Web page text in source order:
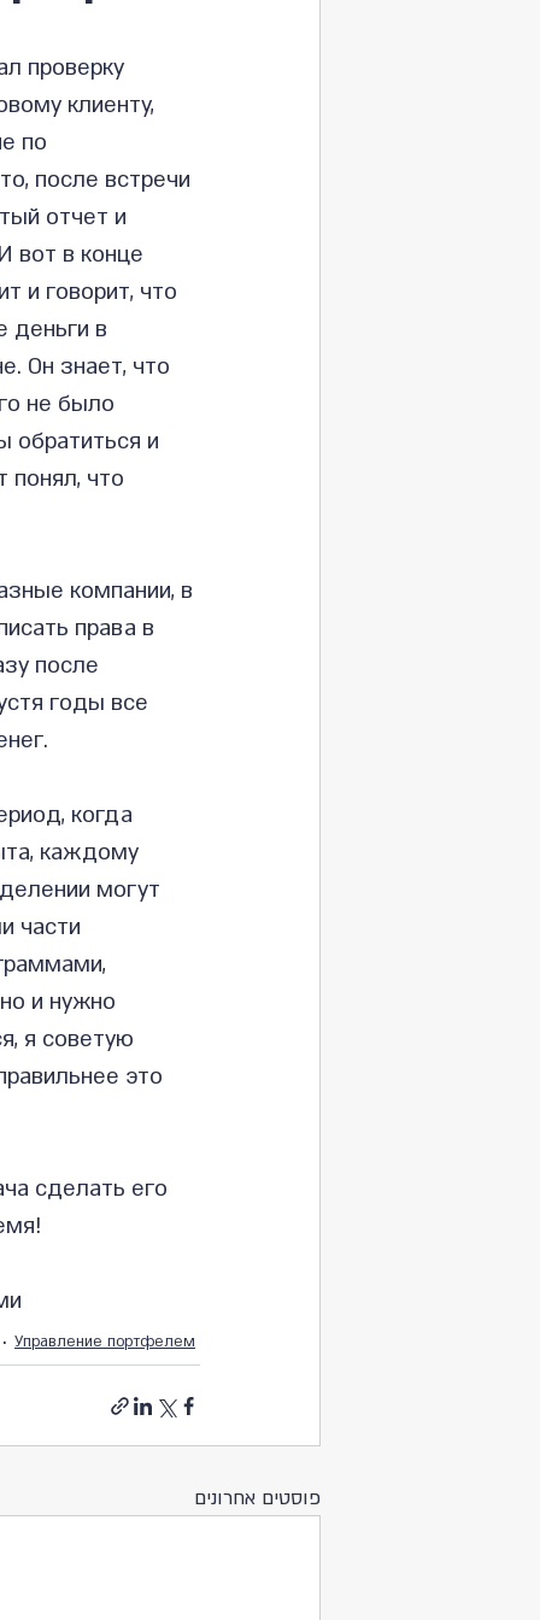
проверку
клиенту,
по
после встречи
отчет и
вот в конце
и говорит, что
деньги в
Он знает, что
не было
обратиться и
понял, что
компании, в
права в
после
годы все
когда
каждому
могут
части
и нужно
я советую
это
сделать его
Управление портфелем
פוסטים אחרונים